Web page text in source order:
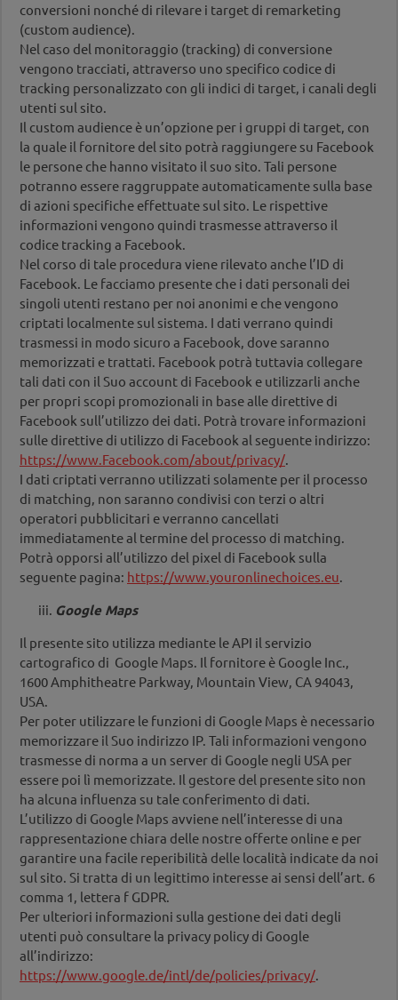
conversioni nonché di rilevare i target di remarketing
(custom audience).
Nel caso del monitoraggio (tracking) di conversione
vengono tracciati, attraverso uno specifico codice di
tracking personalizzato con gli indici di target, i canali degli
utenti sul sito.
Il custom audience è un’opzione per i gruppi di target, con
la quale il fornitore del sito potrà raggiungere su Facebook
le persone che hanno visitato il suo sito. Tali persone
potranno essere raggruppate automaticamente sulla base
di azioni specifiche effettuate sul sito. Le rispettive
informazioni vengono quindi trasmesse attraverso il
codice tracking a Facebook.
Nel corso di tale procedura viene rilevato anche l’ID di
Facebook. Le facciamo presente che i dati personali dei
singoli utenti restano per noi anonimi e che vengono
criptati localmente sul sistema. I dati verrano quindi
trasmessi in modo sicuro a Facebook, dove saranno
memorizzati e trattati. Facebook potrà tuttavia collegare
tali dati con il Suo account di Facebook e utilizzarli anche
per propri scopi promozionali in base alle direttive di
Facebook sull’utilizzo dei dati. Potrà trovare informazioni
sulle direttive di utilizzo di Facebook al seguente indirizzo:
https://www.Facebook.com/about/privacy/.
I dati criptati verranno utilizzati solamente per il processo
di matching, non saranno condivisi con terzi o altri
operatori pubblicitari e verranno cancellati
immediatamente al termine del processo di matching.
Potrà opporsi all’utilizzo del pixel di Facebook sulla
seguente pagina: https://www.youronlinechoices.eu.
Google Maps
Il presente sito utilizza mediante le API il servizio
cartografico di Google Maps. Il fornitore è Google Inc.,
1600 Amphitheatre Parkway, Mountain View, CA 94043,
USA.
Per poter utilizzare le funzioni di Google Maps è necessario
memorizzare il Suo indirizzo IP. Tali informazioni vengono
trasmesse di norma a un server di Google negli USA per
essere poi lì memorizzate. Il gestore del presente sito non
ha alcuna influenza su tale conferimento di dati.
L’utilizzo di Google Maps avviene nell’interesse di una
rappresentazione chiara delle nostre offerte online e per
garantire una facile reperibilità delle località indicate da noi
sul sito. Si tratta di un legittimo interesse ai sensi dell’art. 6
comma 1, lettera f GDPR.
Per ulteriori informazioni sulla gestione dei dati degli
utenti può consultare la privacy policy di Google
all’indirizzo:
https://www.google.de/intl/de/policies/privacy/.